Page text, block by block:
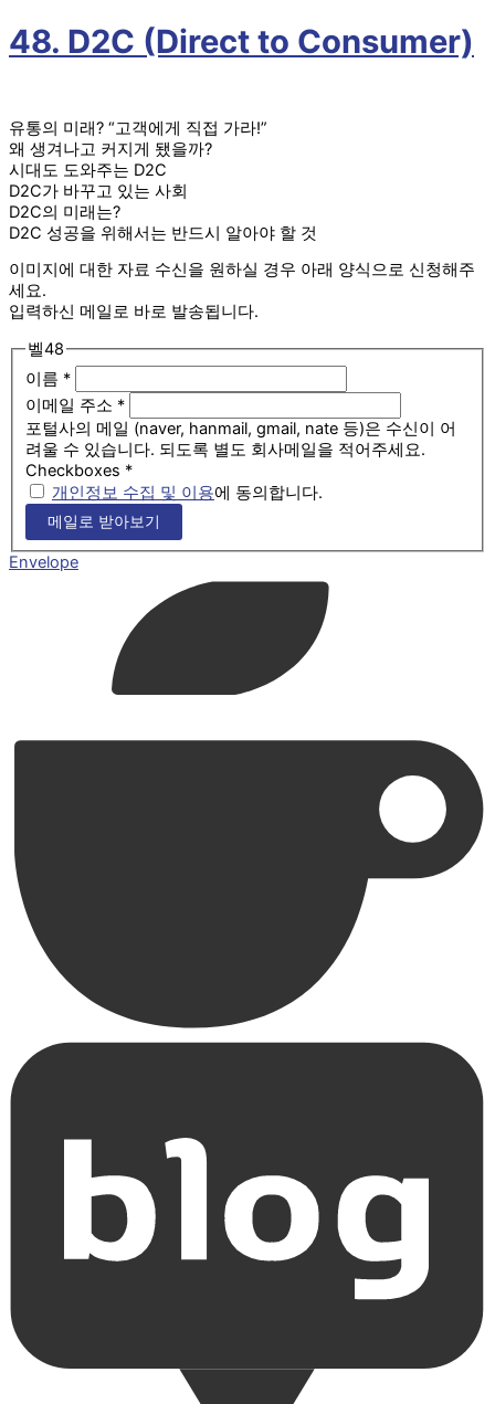
텐
츠
뛰
기
48. D2C (Direct to Consumer)
유통의 미래? “고객에게 직접 가라!”
왜 생겨나고 커지게 됐을까?
시대도 도와주는 D2C
D2C가 바꾸고 있는 사회
D2C의 미래는?
D2C 성공을 위해서는 반드시 알아야 할 것
이미지에 대한 자료 수신을 원하실 경우 아래 양식으로 신청해주
세요.
입력하신 메일로 바로 발송됩니다.
벨48
이름 *
이메일 주소 *
포털사의 메일 (naver, hanmail, gmail, nate 등)은 수신이 어
려울 수 있습니다. 되도록 별도 회사메일을 적어주세요.
Checkboxes *
개인정보 수집 및 이용에 동의합니다.
메일로 받아보기
Envelope